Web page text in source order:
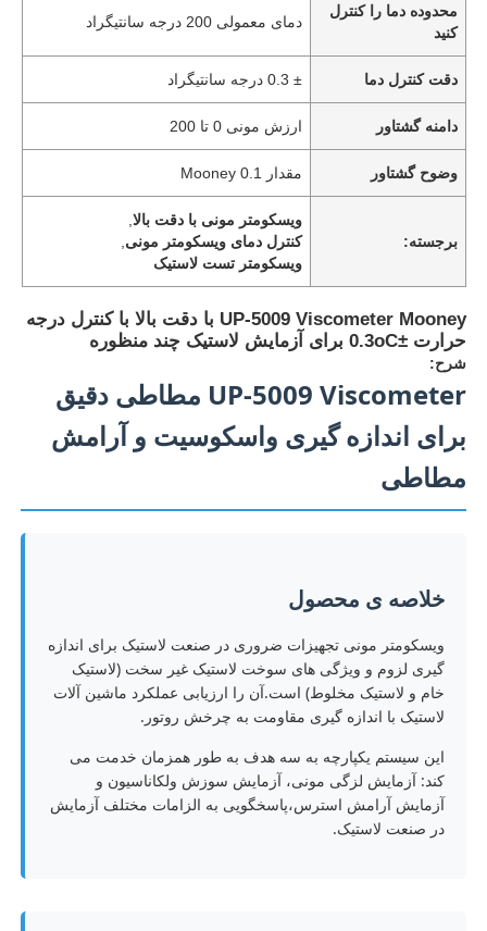
خانه
محدوده دما را کنترل
کنید
دمای معمولی 200 درجه سانتیگراد
دقت کنترل دما ± 0.3 درجه سانتیگراد
دامنه گشتاور ارزش مونی 0 تا 200
وضوح گشتاور مقدار Mooney 0.1
برجسته:
ویسکومتر مونی با دقت بالا
کنترل دمای ویسکومتر مونی
ویسکومتر تست لاستیک
UP-5009 Viscometer Mooney با دقت بالا با کنترل درجه
حرارت ±0.3oC برای آزمایش لاستیک چند منظوره
شرح:
UP-5009 Viscometer مطاطی دقیق
برای اندازه گیری واسکوسیت و آرامش
مطاطی
خلاصه ی محصول
ویسکومتر مونی تجهیزات ضروری در صنعت لاستیک برای اندازه
گیری لزوم و ویژگی های سوخت لاستیک غیر سخت (لاستیک
خام و لاستیک مخلوط) است.آن را ارزیابی عملکرد ماشین آلات
لاستیک با اندازه گیری مقاومت به چرخش روتور.
این سیستم یکپارچه به سه هدف به طور همزمان خدمت می
کند: آزمایش لزگی مونی، آزمایش سوزش ولکاناسیون و
آزمایش آرامش استرس،پاسخگویی به الزامات مختلف آزمایش
در صنعت لاستیک.